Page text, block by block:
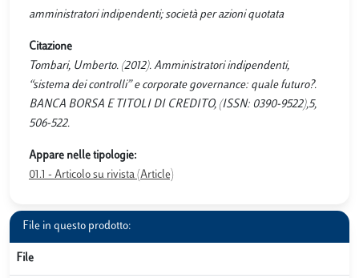
amministratori indipendenti; società per azioni quotata
Citazione
Tombari, Umberto. (2012). Amministratori indipendenti,
“sistema dei controlli” e corporate governance: quale futuro?.
BANCA BORSA E TITOLI DI CREDITO, (ISSN: 0390-9522),5,
506-522.
Appare nelle tipologie:
01.1 - Articolo su rivista (Article)
File in questo prodotto:
File